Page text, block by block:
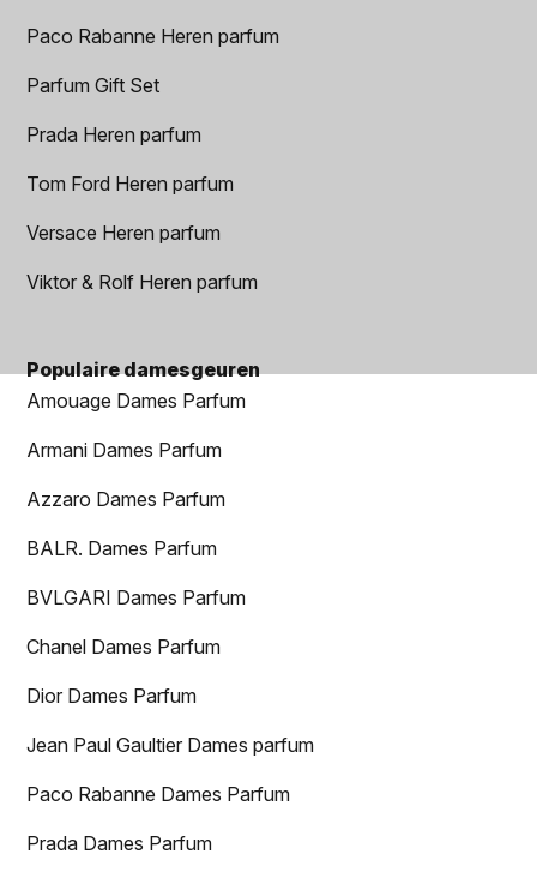
Paco Rabanne Heren parfum
Parfum Gift Set
Prada Heren parfum
Tom Ford Heren parfum
Versace Heren parfum
Viktor & Rolf Heren parfum
Populaire damesgeuren
Amouage Dames Parfum
Armani Dames Parfum
Azzaro Dames Parfum
BALR. Dames Parfum
BVLGARI Dames Parfum
Chanel Dames Parfum
Dior Dames Parfum
Jean Paul Gaultier Dames parfum
Paco Rabanne Dames Parfum
Prada Dames Parfum